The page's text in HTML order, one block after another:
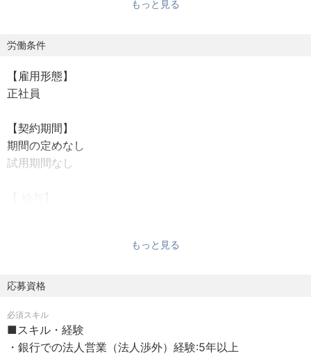
ンビジネスへの転換を加速させています。シップファイナ
く、この分野をさらに強化するため、専門知識と実務経験
を持つ方を新たな戦力としてお迎えし、組織全体の知見と
【具体的な仕事内容】
ソリューション営業部にて、シップファイナンスに関する
キームの立案、条件交渉、事業性評価、マクロ経済分析
・契約書作成：法務部門や外部弁護士と連携し、複雑な契
・期中管理：契約実行後のモニタリング、与信管理、顧客
フォロー
もっと見る
労働条件
【雇用形態】
正社員
【契約期間】
期間の定めなし
試用期間なし
給与詳細は、当行の規定に従い決定します。
【勤務地】
勤務地詳細：当行本店ビル
最寄駅：各線／桜木町駅
もっと見る
応募資格
必須スキル
■スキル・経験
・銀行での法人営業（法人渉外）経験:5年以上